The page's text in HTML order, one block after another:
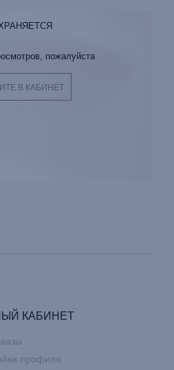
пожалуйста
В КАБИНЕТ
КАБИНЕТ
профиля